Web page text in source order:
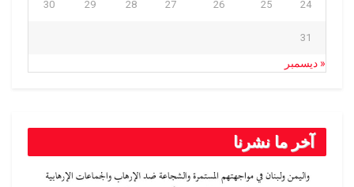
24
25
26
27
28
29
30
31
« ديسمبر
آخر ما نشرنا